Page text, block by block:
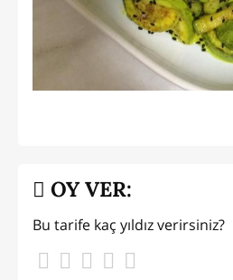
OY VER:
Bu tarife kaç yıldız verirsiniz?